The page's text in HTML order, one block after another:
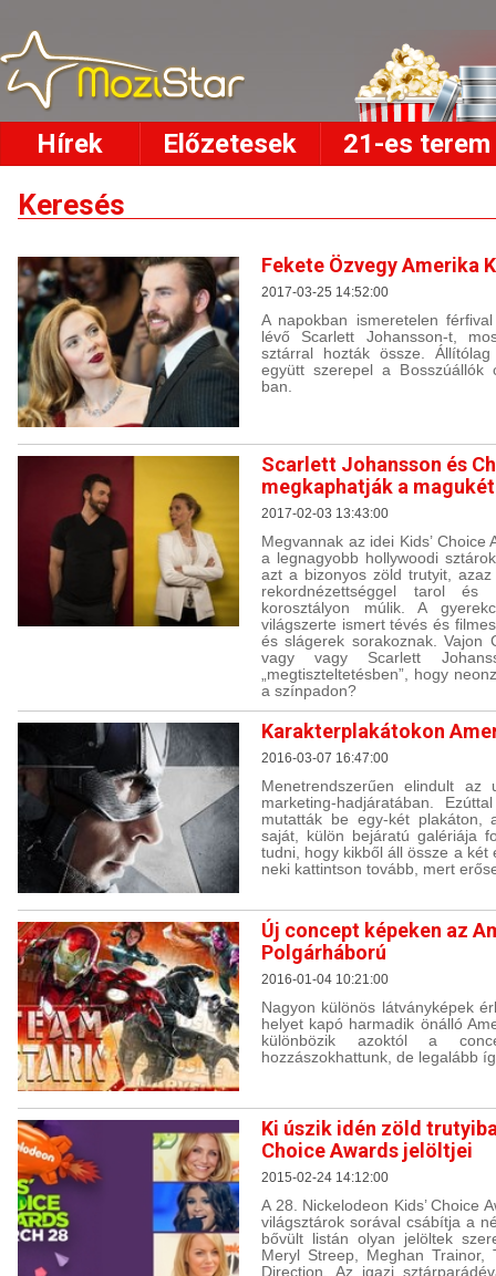
Hírek Előzetesek 21-es terem
Keresés
Fekete Özvegy Amerika
2017-03-25 14:52:00
A napokban ismeretelen
lévő Scarlett Johansson-t,
sztárral hozták össze.
együtt szerepel a Bosszúállók
ban.
Scarlett Johansson és
megkaphatják a magukét
2017-02-03 13:43:00
Megvannak az idei Kids’
a legnagyobb hollywoodi
azt a bizonyos zöld trutyit,
rekordnézettséggel tarol
korosztályon múlik. A
világszerte ismert tévés és
és slágerek sorakoznak. Vajon
vagy vagy Scarlett
„megtiszteltetésben”, hogy
a színpadon?
Karakterplakátokon
2016-03-07 16:47:00
Menetrendszerűen elindult az
marketing-hadjáratában.
mutatták be egy-két plakáton,
saját, külön bejáratú galériája
tudni, hogy kikből áll össze a két
neki kattintson tovább, mert
Új concept képeken az
Polgárháború
2016-01-04 10:21:00
Nagyon különös látványképek
helyet kapó harmadik önálló
különbözik azoktól a
hozzászokhattunk, de legalább
Ki úszik idén zöld
Choice Awards jelöltjei
2015-02-24 14:12:00
A 28. Nickelodeon Kids’ Choice
világsztárok sorával csábítja a
bővült listán olyan jelöltek
Meryl Streep, Meghan
Direction. Az igazi